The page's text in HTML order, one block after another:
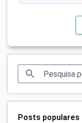
Posts populares